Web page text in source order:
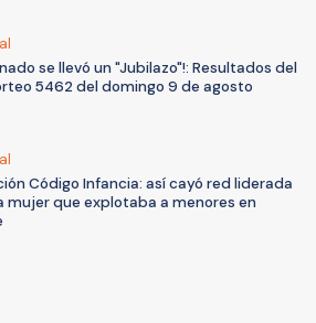
se llevó un "Jubilazo"!: Resultados del
5462 del domingo 9 de agosto
Código Infancia: así cayó red liderada
mujer que explotaba a menores en